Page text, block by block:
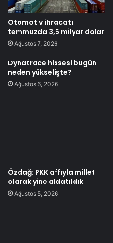
Otomotiv ihracatı
temmuzda 3,6 milyar dolar
Ağustos 7, 2026
Dynatrace hissesi bugün
neden yükselişte?
Ağustos 6, 2026
Özdağ: PKK affıyla millet
olarak yine aldatıldık
Ağustos 5, 2026